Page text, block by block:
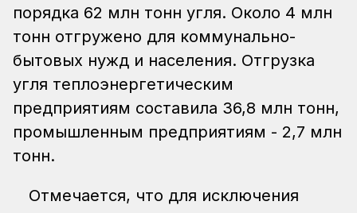
порядка 62 млн тонн угля. Около 4 млн
тонн отгружено для коммунально-
бытовых нужд и населения. Отгрузка
угля теплоэнергетическим
предприятиям составила 36,8 млн тонн,
промышленным предприятиям - 2,7 млн
тонн.
Отмечается, что для исключения